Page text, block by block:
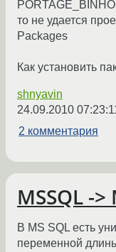
то не удается
Packages
Как установить
shnyavin
24.09.2010
2 комментария
MSSQL ->
В MS SQL есть
переменной